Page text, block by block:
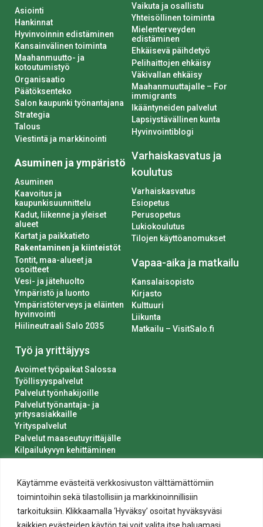
Käytämme evästeitä verkkosivuston välttämättömiin
toimintoihin sekä tilastollisiin ja markkinoinnillisiin
tarkoituksiin. Klikkaamalla ‘Hyväksy’ osoitat hyväksyväsi
kaikkien evästeiden käytön tai voit valita itse haluamasi
Asiointi
Hankinnat
Hyvinvoinnin edistäminen
Kansainvälinen toiminta
Maahanmuutto- ja
kotoutumistyö
Organisaatio
Päätöksenteko
Salon kaupunki työnantajana
Strategia
Talous
Viestintä ja markkinointi
Asuminen ja ympäristö
Asuminen
Kaavoitus ja
kaupunkisuunnittelu
Kadut, liikenne ja yleiset
alueet
Kartat ja paikkatieto
Rakentaminen ja kiinteistöt
Tontit, maa-alueet ja
osoitteet
Vesi- ja jätehuolto
Ympäristö ja luonto
Ympäristöterveys ja eläinten
hyvinvointi
Hiilineutraali Salo 2035
Työ ja yrittäjyys
Avoimet työpaikat Salossa
Työllisyyspalvelut
Palvelut työnhakijoille
Palvelut työnantaja- ja
yritysasiakkaille
Yrityspalvelut
Palvelut maaseutuyrittäjälle
Kilpailukyvyn kehittäminen
Vaikuta ja osallistu
Yhteisöllinen toiminta
Mielenterveyden
edistäminen
Ehkäisevä päihdetyö
Pelihaittojen ehkäisy
Väkivallan ehkäisy
Maahanmuuttajalle – For
immigrants
Ikääntyneiden palvelut
Lapsiystävällinen kunta
Hyvinvointiblogi
Varhaiskasvatus ja
koulutus
Varhaiskasvatus
Esiopetus
Perusopetus
Lukiokoulutus
Tilojen käyttöanomukset
Vapaa-aika ja matkailu
Kansalaisopisto
Kirjasto
Kulttuuri
Liikunta
Matkailu – VisitSalo.fi